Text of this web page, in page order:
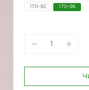
170-92 170-96